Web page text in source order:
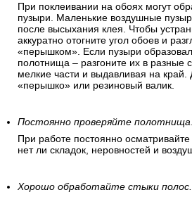
При поклеивании на обоях могут
пузыри. Маленькие воздушные
после высыхания клея. Чтобы
аккуратно отогните угол обоев и
«перышком». Если пузыри
полотнища – разгоните их в разные
мелкие части и выдавливая на край.
«перышко» или резиновый валик.
Постоянно проверяйте полотнища.
При работе постоянно
нет ли складок, неровностей и
Хорошо обработайте стыки полос.